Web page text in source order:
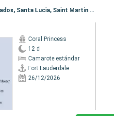
Itinerario : Fort Lauderdale, San Thomas, South Friar's beach, Martinica, Barbados, Santa Lucia, Saint Martin (Antilles Néerlandaises), Fort Lauderdale
Coral Princess
12 d
Camarote estándar
Fort Lauderdale
26/12/2026